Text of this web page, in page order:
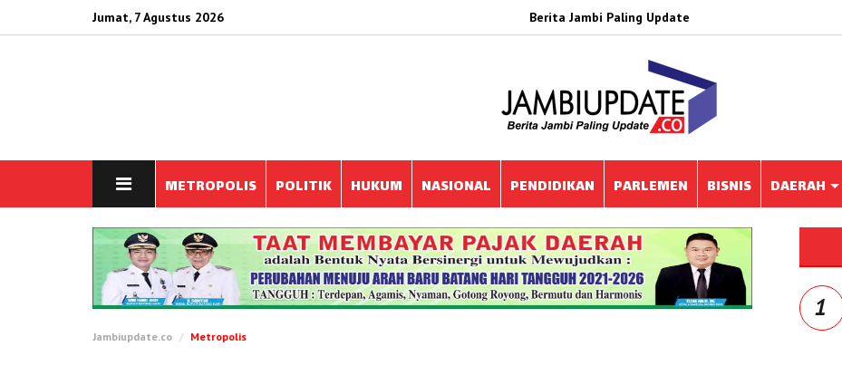
Jumat, 7 Agustus 2026 Berita Jambi Paling Update
METROPOLIS POLITIK HUKUM NASIONAL PENDIDIKAN PARLEMEN BISNIS DAERAH
Jambiupdate.co Metropolis
1